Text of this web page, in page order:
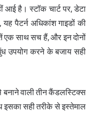
आई है। स्टॉक चार्ट पर, डेटा
पैटर्न अधिकांश गाइडों की
एक साथ सच हैं, और इन दोनों
उपयोग करने के बजाय सही
बनाने वाली तीन कैंडलस्टिक्स
इसका सही तरीके से इस्तेमाल